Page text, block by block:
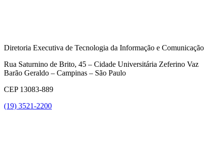
Diretoria Executiva de Tecnologia da Informação e Comunicação
Rua Saturnino de Brito, 45 – Cidade Universitária Zeferino Vaz
Barão Geraldo – Campinas – São Paulo
CEP 13083-889
(19) 3521-2200